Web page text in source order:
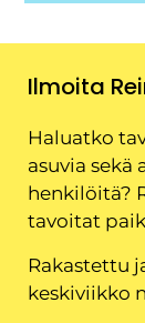
Ilmoita
Haluatko
asuvia sekä
henkilöitä?
tavoitat
Rakastettu
keskiviikko